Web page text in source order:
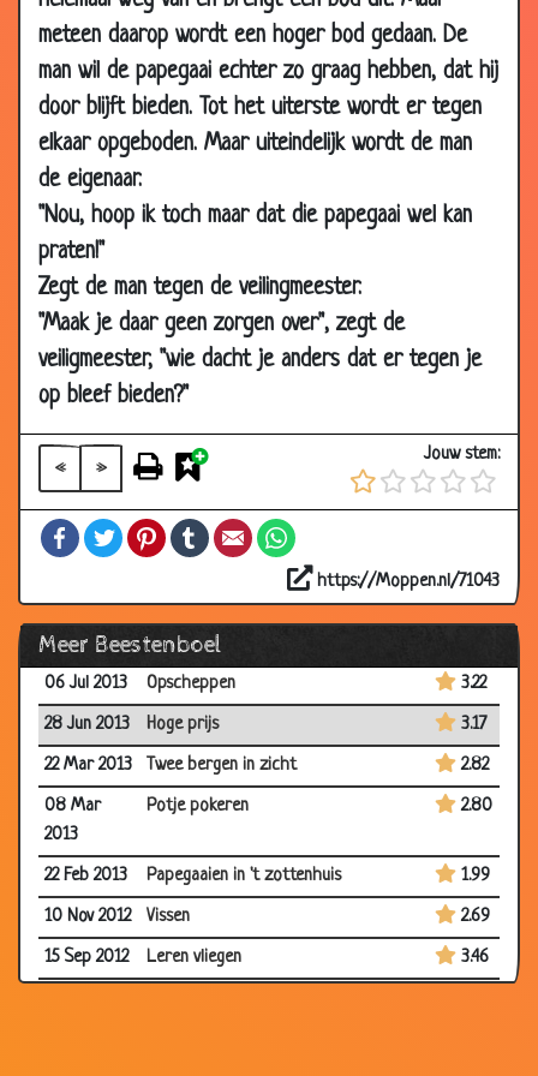
meteen daarop wordt een hoger bod gedaan. De
man wil de papegaai echter zo graag hebben, dat hij
door blijft bieden. Tot het uiterste wordt er tegen
elkaar opgeboden. Maar uiteindelijk wordt de man
de eigenaar.
"Nou, hoop ik toch maar dat die papegaai wel kan
praten!"
Zegt de man tegen de veilingmeester.
"Maak je daar geen zorgen over", zegt de
veiligmeester, "wie dacht je anders dat er tegen je
op bleef bieden?"
« »
Jouw stem:
FacebookTwitterPinterestTumblrEmail
https://Moppen.nl/71043
Meer Beestenboel
Honden scheiden
24 Oct 2014
Duiven kampioen
2.79
24 Oct 2014
Nog nooit eerder gezien
3.04
11 Sep 2014
Niet laten afleiden
2.97
14 Aug 2014
08 Jul 2014
John Woodhouse in de jungle
3.07
28 May
2014
05 Apr 2014 Hekel aan de kat
05 Apr 2014
Meezingen
2.95
28 Mar 2014
Pas op voor de hond
19 Mar 2014
De kat van het ministerie
2.93
12 Mar 2014
3.56
08 Nov
2013
Springen
25 Oct 2013 Kangoeroes in de regen
2.41
29 Jul 2013
Kip bereiden
06 Jul 2013
Opscheppen
3.22
28 Jun 2013
Hoge prijs
3.17
22 Mar 2013
Twee bergen in zicht
2.82
08 Mar
2013
Potje pokeren 2.80
22 Feb 2013 Papegaaien in 't zottenhuis
1.99
10 Nov 2012
Vissen
2.69
15 Sep 2012
Leren vliegen
3.46